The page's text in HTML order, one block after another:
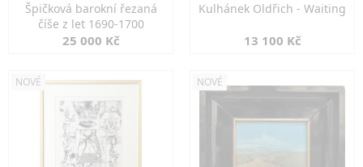
Špičková barokní řezaná
číše z let 1690-1700
25 000 Kč
Kulhánek Oldřich - Waiting
13 100 Kč
NOVÉ NOVÉ